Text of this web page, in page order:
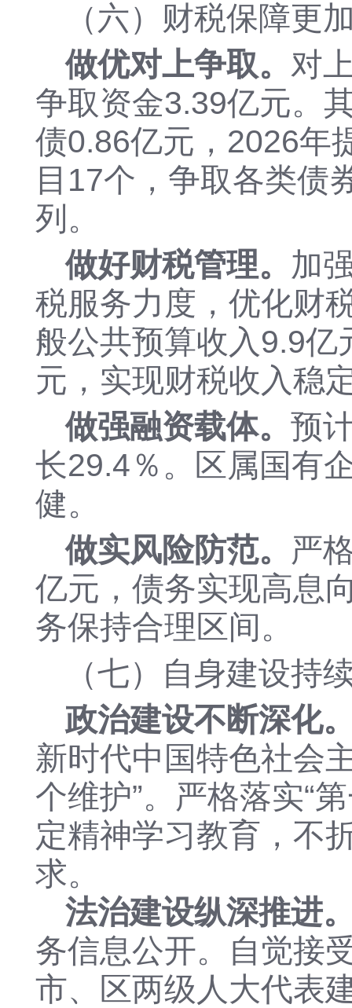
（六）财税保障更
做优对上争取。 对
争取资金3.39亿元。
债0.86亿元，2026年
目17个，争取各类债
列。
做好财税管理。 加
税服务力度， 优化财
般公共预算收入9.9亿
元，实现财税收入稳
做强融资载体。 预
长29.4％。
区属国有
健。
做实风险防范。 严
亿元， 债务实现高息
务保持合理区间。
（七）自身建设持
政治建设不断深化
新时代中国特色社会
个维护”。 严格落实“
定精神学习教育，不
求。
法治建设纵深推进
务信息公开。
自觉接
市、区两级人大代表